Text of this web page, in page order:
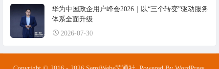
华为中国政企用户峰会2026｜以“三个转变”驱动服务
体系全面升级
2026-07-30